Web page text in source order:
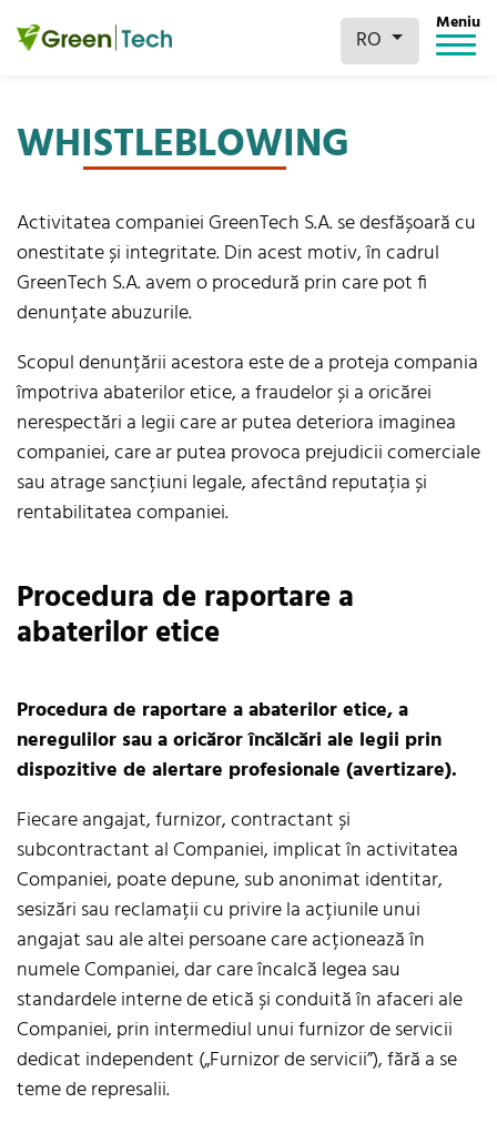
RO
Meniu
WHISTLEBLOWING
Activitatea companiei GreenTech S.A. se desfășoară cu
onestitate și integritate. Din acest motiv, în cadrul
GreenTech S.A. avem o procedură prin care pot fi
denunțate abuzurile.
Scopul denunțării acestora este de a proteja compania
împotriva abaterilor etice, a fraudelor și a oricărei
nerespectări a legii care ar putea deteriora imaginea
companiei, care ar putea provoca prejudicii comerciale
sau atrage sancțiuni legale, afectând reputația și
rentabilitatea companiei.
Procedura de raportare a
abaterilor etice
Procedura de raportare a abaterilor etice, a
neregulilor sau a oricăror încălcări ale legii prin
dispozitive de alertare profesionale (avertizare).
Fiecare angajat, furnizor, contractant și
subcontractant al Companiei, implicat în activitatea
Companiei, poate depune, sub anonimat identitar,
sesizări sau reclamații cu privire la acțiunile unui
angajat sau ale altei persoane care acționează în
numele Companiei, dar care încalcă legea sau
standardele interne de etică și conduită în afaceri ale
Companiei, prin intermediul unui furnizor de servicii
dedicat independent („Furnizor de servicii”), fără a se
teme de represalii.